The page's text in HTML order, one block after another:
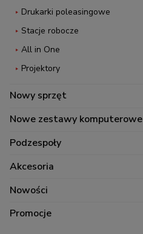
Drukarki poleasingowe
Stacje robocze
All in One
Projektory
Nowy sprzęt
Nowe zestawy komputerowe
Podzespoły
Akcesoria
Nowości
Promocje